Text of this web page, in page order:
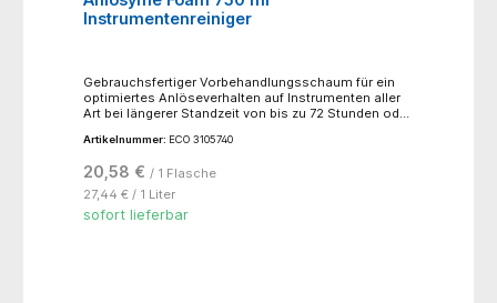
Instrumentenreiniger
Gebrauchsfertiger Vorbehandlungsschaum für ein
optimiertes Anlöseverhalten auf Instrumenten aller
Art bei längerer Standzeit von bis zu 72 Stunden oder
Antrocknen von Verunreinigungen und erleichtert die
Eine gleichmäßige Bedeckung der
Instrumentenoberfläche ist durch den dicken
Schaum gewährleistet. Aniosyme Foam ist
kompatibel mit einer Vielzahl an Materialien. Nicht
Artikelnummer: ECO 3105740
20,58 € / 1 Flasche
27,44 € / 1 Liter
sofort lieferbar